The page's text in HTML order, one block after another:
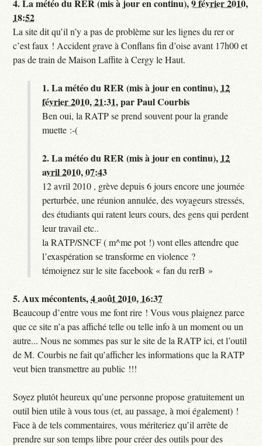
4.La météo du RER (mis à jour en continu),9 février 2010,
18:52
La site dit qu’il n’y a pas de problème sur les lignes du rer or
c’est faux ! Accident grave à Conflans fin d’oise avant 17h00 et
pas de train de Maison Laffite à Cergy le Haut.
1.La météo du RER (mis à jour en continu), 12
février 2010, 21:31,parPaul Courbis
Ben oui, la RATP se prend souvent pour la grande
muette :-(
2.La météo du RER (mis à jour en continu), 12
avril 2010, 07:43
12 avril 2010 , grève depuis 6 jours encore une journée
perturbée, une réunion annulée, des voyageurs stressés,
des étudiants qui ratent leurs cours, des gens qui perdent
leur travail etc..
la RATP/SNCF ( m^me pot !) vont elles attendre que
l’exaspération se transforme en violence ?
témoignez sur le site facebook « fan du rerB »
5.Aux mécontents,4 août 2010, 16:37
Beaucoup d’entre vous me font rire ! Vous vous plaignez parce
que ce site n’a pas affiché telle ou telle info à un moment ou un
autre... Nous ne sommes pas sur le site de la RATP ici, et l’outil
de M. Courbis ne fait qu’afficher les informations que la RATP
veut bien transmettre au public !!!
Soyez plutôt heureux qu’une personne propose gratuitement un
outil bien utile à vous tous (et, au passage, à moi également) !
Face à de tels commentaires, vous mériteriez qu’il arrête de
prendre sur son temps libre pour créer des outils pour des